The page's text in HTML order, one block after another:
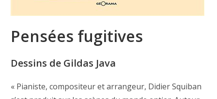
Pensées fugitives
Dessins de Gildas Java
« Pianiste, compositeur et arrangeur, Didier Squiban